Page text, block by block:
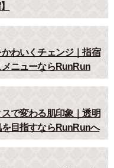
わいくチェンジ｜指宿
ニューならRunRun
で変わる肌印象｜透明
目指すならRunRunへ